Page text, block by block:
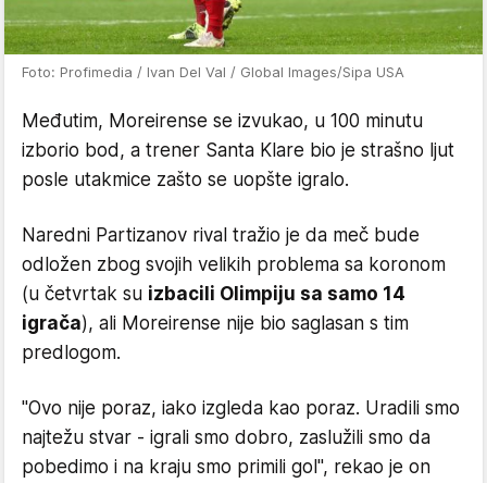
Foto: Profimedia / Ivan Del Val / Global Images/Sipa USA
Međutim, Moreirense se izvukao, u 100 minutu
izborio bod, a trener Santa Klare bio je strašno ljut
posle utakmice zašto se uopšte igralo.
Naredni Partizanov rival tražio je da meč bude
odložen zbog svojih velikih problema sa koronom
(u četvrtak su izbacili Olimpiju sa samo 14
igrača), ali Moreirense nije bio saglasan s tim
predlogom.
"Ovo nije poraz, iako izgleda kao poraz. Uradili smo
najtežu stvar - igrali smo dobro, zaslužili smo da
pobedimo i na kraju smo primili gol", rekao je on